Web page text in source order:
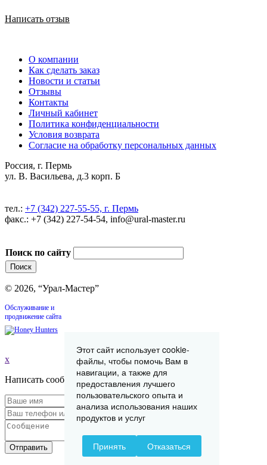
Написать отзыв
О компании
Как сделать заказ
Новости и статьи
Отзывы
Контакты
Личный кабинет
Политика конфиденциальности
Условия возврата
Согласие на обработку персональных данных
Россия, г. Пермь
ул. В. Васильева, д.3 корп. Б
тел.: +7 (342) 227-55-55, г. Пермь
факс.: +7 (342) 227-54-54, info@ural-master.ru
Поиск по сайту
© 2026, “Урал-Мастер”
Обслуживание и
продвижение сайта
x
Написать сообщение
Отправить
Этот сайт использует cookie-
файлы, чтобы помочь Вам в
навигации, а также для
предоставления лучшего
пользовательского опыта и
анализа использования наших
продуктов и услуг
Принять Отказаться